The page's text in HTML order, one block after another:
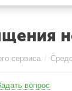
сервиса /
вопрос